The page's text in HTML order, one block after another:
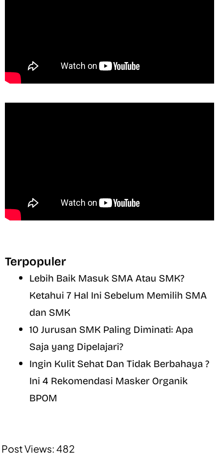
Terpopuler
Lebih Baik Masuk SMA Atau SMK?
Ketahui 7 Hal Ini Sebelum Memilih SMA
dan SMK
10 Jurusan SMK Paling Diminati: Apa
Saja yang Dipelajari?
Ingin Kulit Sehat Dan Tidak Berbahaya ?
Ini 4 Rekomendasi Masker Organik
BPOM
Post Views: 482